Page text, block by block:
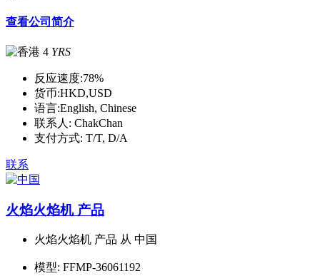
查看公司简介
4 YRS
反应速度:78%
货币:HKD,USD
语言:English, Chinese
联系人: ChakChan
支付方式: T/T, D/A
联系
火焰火焰机 产品
火焰火焰机 产品 从 中国
模型: FFMP-36061192